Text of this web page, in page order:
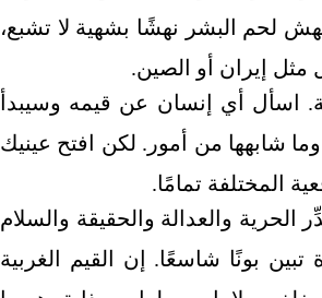
تنهش لحم البشر نهشًا بشهية لا تشبع،
مثل إيران أو الصين.
اسأل أي إنسان عن قيمه وسيبدأ
شابهها من أمور. لكن افتح عينيك
المختلفة تمامًا.
الحرية والعدالة والحقيقة والسلام
بونًا شاسعًا. إن القيم الغربية